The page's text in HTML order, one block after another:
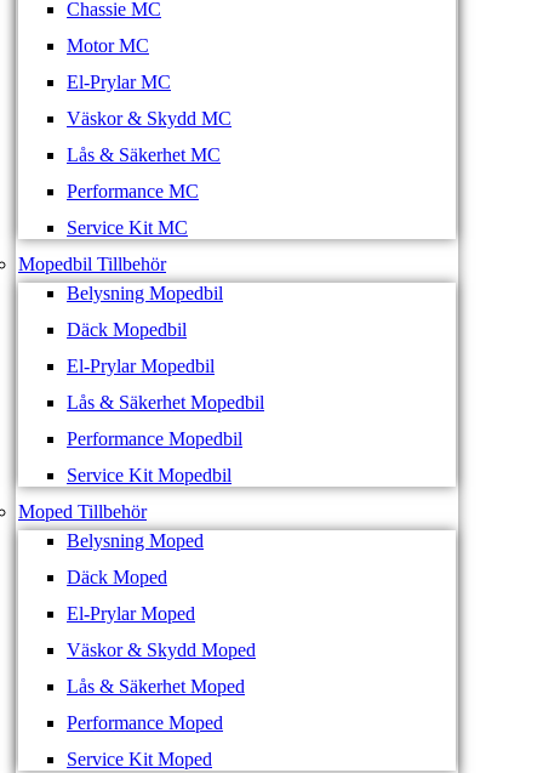
Chassie MC
Motor MC
El-Prylar MC
Väskor & Skydd MC
Lås & Säkerhet MC
Performance MC
Service Kit MC
Mopedbil Tillbehör
Belysning Mopedbil
Däck Mopedbil
El-Prylar Mopedbil
Lås & Säkerhet Mopedbil
Performance Mopedbil
Service Kit Mopedbil
Moped Tillbehör
Belysning Moped
Däck Moped
El-Prylar Moped
Väskor & Skydd Moped
Lås & Säkerhet Moped
Performance Moped
Service Kit Moped